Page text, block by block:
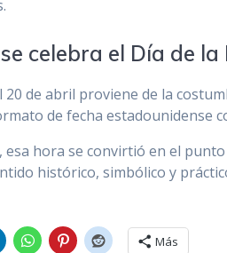
celebra el Día de
20 de abril proviene de la
de fecha estadounidense
esa hora se convirtió en el
histórico, simbólico y
Más